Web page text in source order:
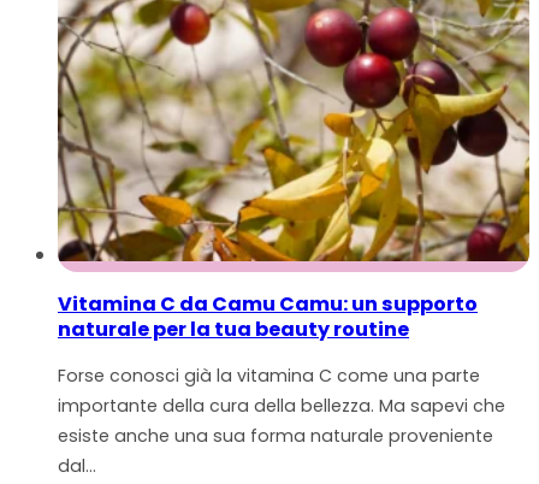
Vitamina C da Camu Camu: un supporto
naturale per la tua beauty routine
Forse conosci già la vitamina C come una parte
importante della cura della bellezza. Ma sapevi che
esiste anche una sua forma naturale proveniente
dal…